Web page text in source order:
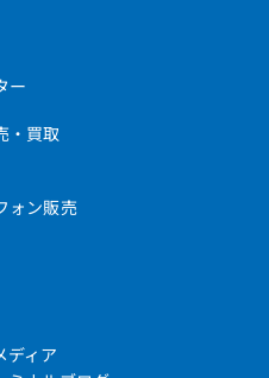
ー
・買取
ォン販売
ディア